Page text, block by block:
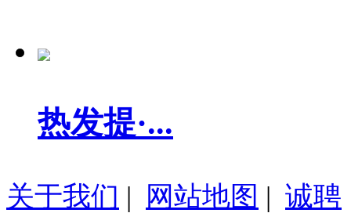
热发提·...
关于我们 | 网站地图 | 诚聘